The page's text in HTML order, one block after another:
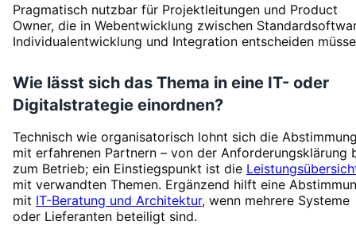
Pragmatisch nutzbar für Projektleitungen und Product
Owner, die in Webentwicklung zwischen
Individualentwicklung und Integration entscheiden
Wie lässt sich das Thema in eine IT- oder
Digitalstrategie einordnen?
Technisch wie organisatorisch lohnt sich die
mit erfahrenen Partnern – von der Anforderungsklärung
zum Betrieb; ein Einstiegspunkt ist die
mit verwandten Themen. Ergänzend hilft eine
mit IT-Beratung und Architektur, wenn mehrere Systeme
oder Lieferanten beteiligt sind.